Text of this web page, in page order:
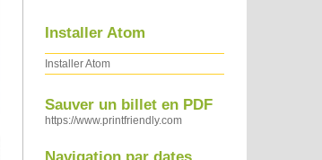
Installer Atom
Installer Atom
Sauver un billet en PDF
https://www.printfriendly.com